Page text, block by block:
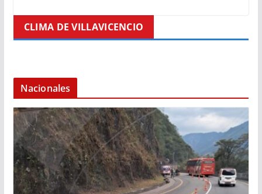
CLIMA DE VILLAVICENCIO
Nacionales